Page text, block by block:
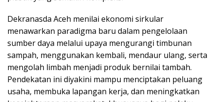
Dekranasda Aceh menilai ekonomi sirkular
menawarkan paradigma baru dalam pengelolaan
sumber daya melalui upaya mengurangi timbunan
sampah, menggunakan kembali, mendaur ulang, serta
mengolah limbah menjadi produk bernilai tambah.
Pendekatan ini diyakini mampu menciptakan peluang
usaha, membuka lapangan kerja, dan meningkatkan